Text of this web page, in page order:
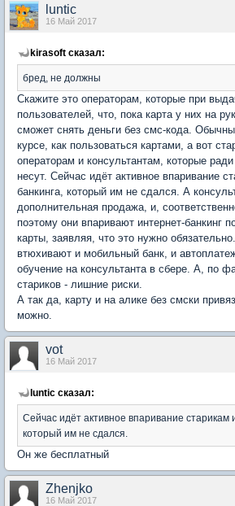
luntic
16 Май 2017
kirasoft сказал:
бред, не должны
Скажите это операторам, которые при
пользователей, что, пока карта у них на
сможет снять деньги без смс-кода.
курсе, как пользоваться картами, а вот
операторам и консультантам, которые
несут. Сейчас идёт активное впаривание
банкинга, который им не сдался. А
дополнительная продажа, и,
поэтому они впаривают интернет-банкинг
карты, заявляя, что это нужно
втюхивают и мобильный банк, и
обучение на консультанта в сбере. А, по
стариков - лишние риски.
А так да, карту и на алике без смски
можно.
vot
16 Май 2017
luntic сказал:
Сейчас идёт активное впаривание старикам
который им не сдался.
Он же бесплатный
Zhenjko
16 Май 2017